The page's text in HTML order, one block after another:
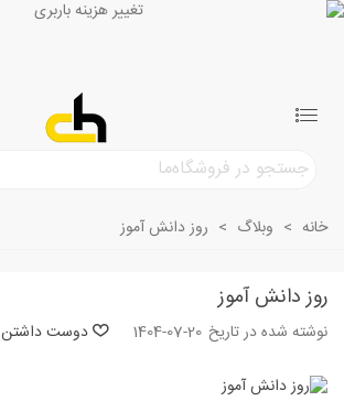
خانه > وبلاگ > روز دانش آموز
روز دانش آموز
نوشته شده در تاریخ 1404-07-20 دوست داشتن